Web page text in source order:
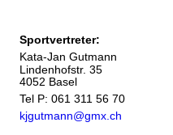
Sportvertreter:
Kata-Jan Gutmann
Lindenhofstr. 35
4052 Basel
Tel P: 061 311 56 70
kjgutmann@gmx.ch